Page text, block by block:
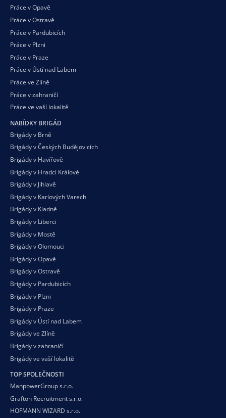
Práce v Opavě
Práce v Ostravě
Práce v Pardubicích
Práce v Plzni
Práce v Praze
Práce v Ústí nad Labem
Práce ve Zlíně
Práce v zahraničí
Práce ve vaší lokalitě
NABÍDKY BRIGÁD
Brigády v Brně
Brigády v Českých Budějovicích
Brigády v Havířově
Brigády v Hradci Králové
Brigády v Jihlavě
Brigády v Karlových Varech
Brigády v Kladně
Brigády v Liberci
Brigády v Mostě
Brigády v Olomouci
Brigády v Opavě
Brigády v Ostravě
Brigády v Pardubicích
Brigády v Plzni
Brigády v Praze
Brigády v Ústí nad Labem
Brigády ve Zlíně
Brigády v zahraničí
Brigády ve vaší lokalitě
TOP SPOLEČNOSTI
ManpowerGroup s.r.o.
Grafton Recruitment s.r.o.
HOFMANN WIZARD s.r.o.